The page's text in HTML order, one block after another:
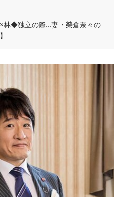
林◆独立の際…妻・榮倉奈々の